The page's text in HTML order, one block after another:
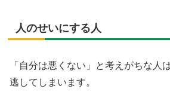
人のせいにする人
「自分は悪くない」と考えがちな人
逃してしまいます。